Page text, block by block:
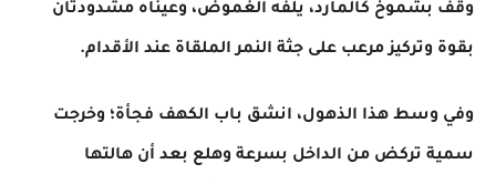
وقف بشموخ كالمارد، يلفه الغموض، وعيناه مشدودتان
بقوة وتركيز مرعب على جثة النمر الملقاة عند الأقدام.
​وفي وسط هذا الذهول، انشق باب الكهف فجأة؛ وخرجت
سمية تركض من الداخل بسرعة وهلع بعد أن هالتها